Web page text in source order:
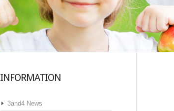
INFORMATION
3and4 News